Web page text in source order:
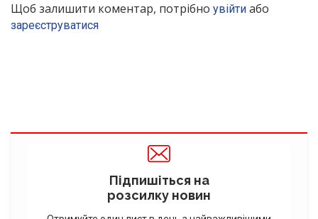
Щоб залишити коментар, потрібно увійти або
зареєструватися
Підпишіться на
розсилку новин